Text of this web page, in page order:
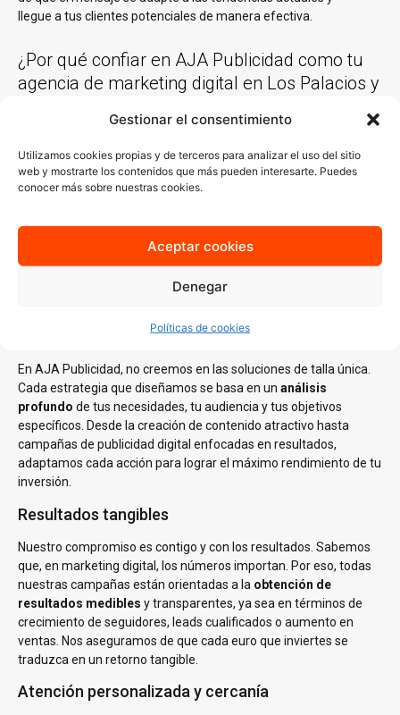
Gestionar el consentimiento
Utilizamos cookies propias y de terceros para analizar el uso del sitio
web y mostrarte los contenidos que más pueden interesarte. Puedes
conocer más sobre nuestras cookies.
Aceptar cookies
Denegar
Políticas de cookies
llegue a tus clientes potenciales de manera efectiva.
¿Por qué confiar en AJA Publicidad como tu
agencia de marketing digital en Los Palacios y
Experiencia comprobada
Con más de 30 años de experiencia trabajando con empresas de
y un equipo de especialistas en distintas áreas delmarketing
, conocemos lo que funciona y sabemos cómo aplicarlo en
cada sector. Nuestro conocimiento del mercado local es clave
para generar estrategias que no solo lleguen a tu audiencia ideal,
Estrategias personalizadas
En AJA Publicidad, no creemos en las soluciones de talla única.
Cada estrategia que diseñamos se basa en un análisis
profundo de tus necesidades, tu audiencia y tus objetivos
específicos. Desde la creación de contenido atractivo hasta
campañas de publicidad digital enfocadas en resultados,
adaptamos cada acción para lograr el máximo rendimiento de tu
inversión.
Resultados tangibles
Nuestro compromiso es contigo y con los resultados. Sabemos
que, en marketing digital, los números importan. Por eso, todas
nuestras campañas están orientadas a la obtención de
resultados medibles y transparentes, ya sea en términos de
crecimiento de seguidores, leads cualificados o aumento en
ventas. Nos aseguramos de que cada euro que inviertes se
traduzca en un retorno tangible.
Atención personalizada y cercanía